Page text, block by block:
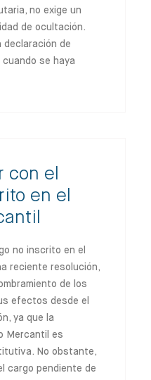
no exige un
de ocultación.
declaración de
se haya
con el
en el
no inscrito en el
reciente resolución,
de los
efectos desde el
ya que la
Mercantil es
No obstante,
cargo pendiente de